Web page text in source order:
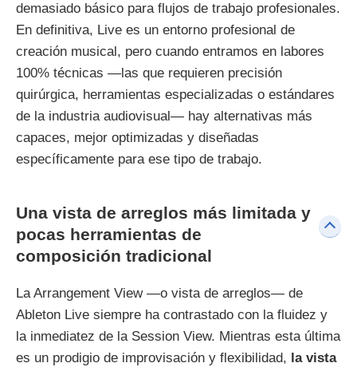
demasiado básico para flujos de trabajo profesionales.
En definitiva, Live es un entorno profesional de
creación musical, pero cuando entramos en labores
100% técnicas —las que requieren precisión
quirúrgica, herramientas especializadas o estándares
de la industria audiovisual— hay alternativas más
capaces, mejor optimizadas y diseñadas
específicamente para ese tipo de trabajo.
Una vista de arreglos más limitada y
pocas herramientas de
composición tradicional
La Arrangement View —o vista de arreglos— de
Ableton Live siempre ha contrastado con la fluidez y
la inmediatez de la Session View. Mientras esta última
es un prodigio de improvisación y flexibilidad, la vista